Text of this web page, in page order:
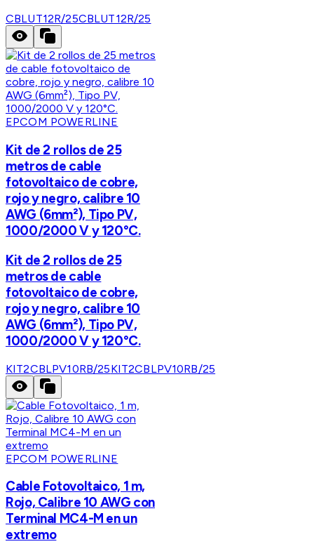
CBLUT12R/25CBLUT12R/25
EPCOM POWERLINE
Kit de 2 rollos de 25
metros de cable
fotovoltaico de cobre,
rojo y negro, calibre 10
AWG (6mm²), Tipo PV,
1000/2000 V y 120°C.
Kit de 2 rollos de 25
metros de cable
fotovoltaico de cobre,
rojo y negro, calibre 10
AWG (6mm²), Tipo PV,
1000/2000 V y 120°C.
KIT2CBLPV10RB/25KIT2CBLPV10RB/25
EPCOM POWERLINE
Cable Fotovoltaico, 1 m,
Rojo, Calibre 10 AWG con
Terminal MC4-M en un
extremo